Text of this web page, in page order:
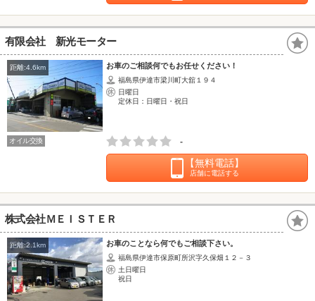
有限会社 新光モーター
距離:4.6km お車のご相談何でもお任せください！
福島県伊達市梁川町大舘１９４
日曜日
定休日：日曜日・祝日
オイル交換 -
【無料電話】
店舗に電話する
株式会社ＭＥＩＳＴＥＲ
距離:2.1km お車のことなら何でもご相談下さい。
福島県伊達市保原町所沢字久保畑１２－３
土日曜日
祝日